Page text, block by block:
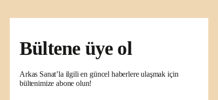
Bültene üye ol
Arkas Sanat’la ilgili en güncel haberlere ulaşmak için
bültenimize abone olun!